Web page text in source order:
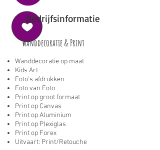
Bedrijfsinformatie
Wanddecoratie & Print
Wanddecoratie op maat
Kids Art
Foto's afdrukken
Foto van Foto
Print op groot formaat
Print op Canvas
Print op Aluminium
Print op Plexiglas
Print op Forex
Uitvaart: Print/Retouche